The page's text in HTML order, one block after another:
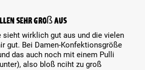
sehr groß aus
sieht wirklich gut aus und die vielen
gut. Bei Damen-Konfektionsgröße
das auch noch mit einem Pulli
also bloß nciht zu groß